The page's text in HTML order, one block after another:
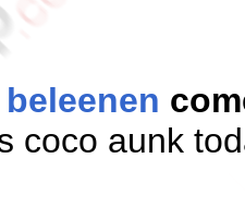
beleenen
coco aunk